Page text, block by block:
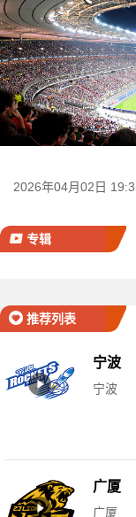
2026年04月02日
专辑
推荐列表
宁波
宁波
广厦
广厦